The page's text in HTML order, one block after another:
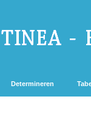
Determineren